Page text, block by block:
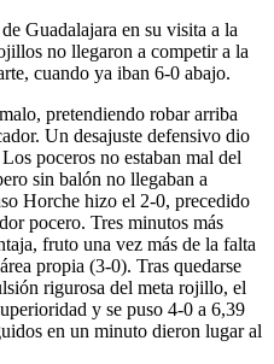
Guadalajara en su visita a la
no llegaron a competir a la
cuando ya iban 6-0 abajo.
pretendiendo robar arriba
Un desajuste defensivo dio
poceros no estaban mal del
sin balón no llegaban a
Horche hizo el 2-0, precedido
pocero. Tres minutos más
fruto una vez más de la falta
propia (3-0). Tras quedarse
rigurosa del meta rojillo, el
y se puso 4-0 a 6,39
en un minuto dieron lugar al